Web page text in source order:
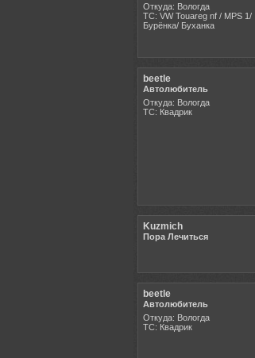
Откуда: Вологда
ТС: VW Touareg nf / MPS 1/
Бурёнка/ Буханка
beetle
Автолюбитель
Откуда: Вологда
ТС: Квадрик
Kuzmich
Пора Лечиться
beetle
Автолюбитель
Откуда: Вологда
ТС: Квадрик